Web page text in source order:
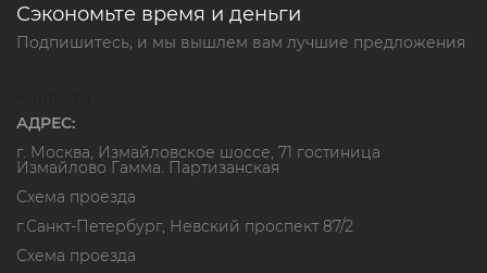
Сэкономьте время и деньги
Подпишитесь, и мы вышлем вам лучшие предложения
АДРЕС:
г. Москва, Измайловское шоссе, 71 гостиница
Измайлово Гамма. Партизанская
Схема проезда
г.Санкт-Петербург, Невский проспект 87/2
Схема проезда